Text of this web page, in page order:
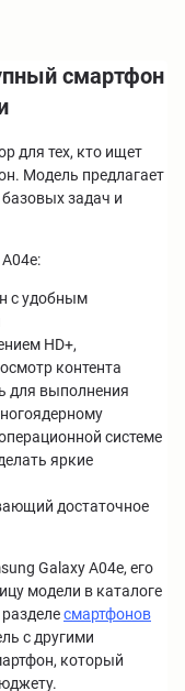
смартфон
для тех, кто ищет
Модель предлагает
задач и
с удобным
HD+,
контента
для выполнения
системе
яркие
достаточное
Galaxy A04e, его
модели в каталоге
смартфонов
с другими
который